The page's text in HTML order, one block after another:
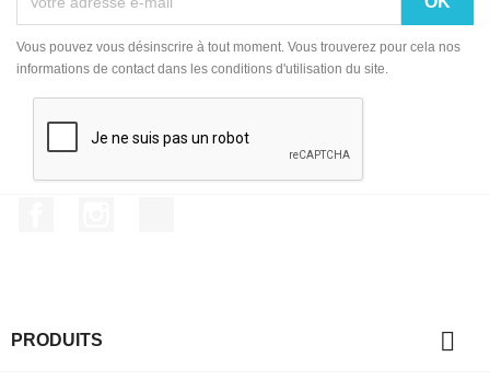
Vous pouvez vous désinscrire à tout moment. Vous trouverez pour cela nos
informations de contact dans les conditions d'utilisation du site.
PRODUITS 